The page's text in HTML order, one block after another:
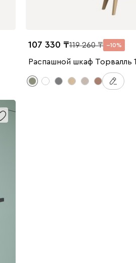
107 330 119 260 10
Распашной шкаф Торвалль